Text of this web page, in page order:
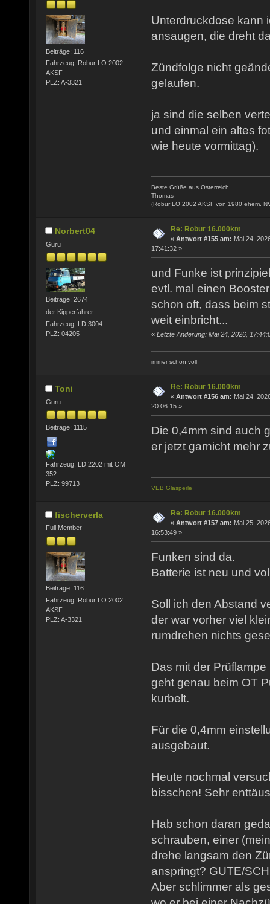
Beiträge: 116
Fahrzeug: Robur LO 2002
AKSF
PLZ: A-3321
Unterdruckdose kann
ansaugen, die dreht
Zündfolge nicht
gelaufen.
ja sind die selben
und einmal ein altes
wie heute vormittag).
Beste Grüße aus Österreich
Thomas
(Robur LO 2002 AKSF von 1980 ehem.
Norbert04
Guru
Beiträge: 2674
der Kipperfahrer
Fahrzeug: LD 3004
PLZ: 04205
Re: Robur 16.000km
« Antwort #155 am: Mai 24,
17:41:32 »
und Funke ist
evtl. mal einen
schon oft, dass beim
weit einbricht...
« Letzte Änderung: Mai 24, 2026,
immer schön voll
Toni
Guru
Beiträge: 1115
Fahrzeug: LD 2202 mit OM
352
PLZ: 99713
Re: Robur 16.000km
« Antwort #156 am: Mai 24,
20:06:15 »
Die 0,4mm sind auch
er jetzt garnicht mehr
VEB Glasperle
fischerverla
Full Member
Beiträge: 116
Fahrzeug: Robur LO 2002
AKSF
PLZ: A-3321
Re: Robur 16.000km
« Antwort #157 am: Mai 25,
16:53:49 »
Funken sind da.
Batterie ist neu und
Soll ich den Abstand
der war vorher viel
rumdrehen nichts
Das mit der
geht genau beim OT
kurbelt.
Für die 0,4mm
ausgebaut.
Heute nochmal
bisschen! Sehr
Hab schon daran
schrauben, einer
drehe langsam den
anspringt? GUTE/
Aber schlimmer als